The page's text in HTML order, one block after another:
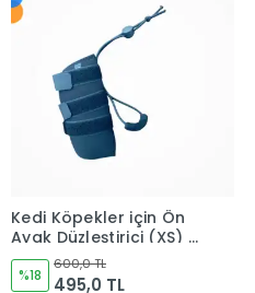
Kedi Köpekler için Ön
Ayak Düzleştirici (XS) -
X Small
%18
600,0 TL
495,0 TL